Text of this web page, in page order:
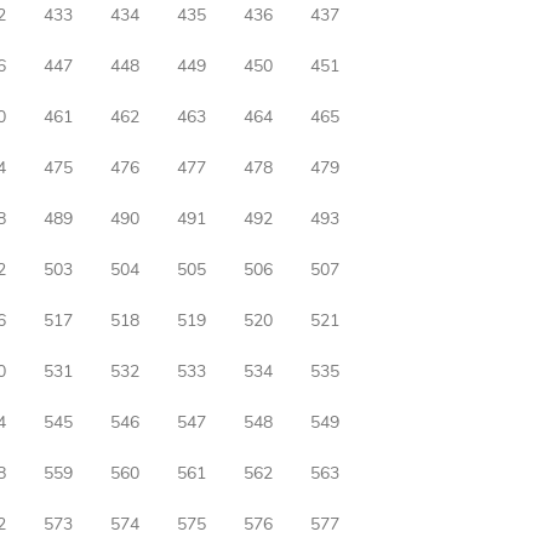
433 434 435 436 437
447 448 449 450 451
461 462 463 464 465
475 476 477 478 479
489 490 491 492 493
503 504 505 506 507
517 518 519 520 521
531 532 533 534 535
545 546 547 548 549
559 560 561 562 563
573 574 575 576 577